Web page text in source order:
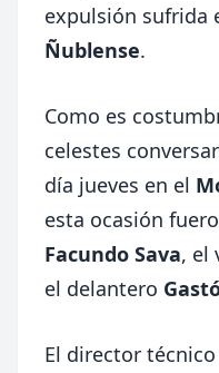
expulsión sufrida
Ñublense.
Como es
celestes
día jueves en el
esta ocasión
Facundo Sava, el
el delantero
El director